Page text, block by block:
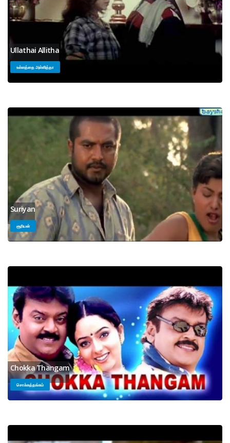
Ullathai Allitha
உள்ளத்தை அள்ளித்தா
Suriyan
சூரியன்
Chokka Thangam
சொக்கத்தங்கம்